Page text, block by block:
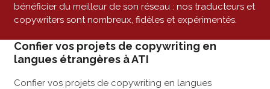
bénéficier du meilleur de son réseau : nos traducteurs et
copywriters sont nombreux, fidèles et expérimentés.
Confier vos projets de copywriting en
langues étrangères à ATI
Confier vos projets de copywriting en langues